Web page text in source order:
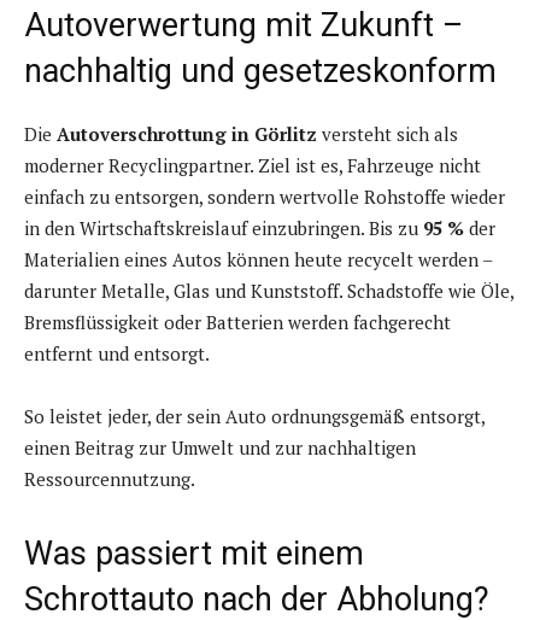
Autoverwertung mit Zukunft –
nachhaltig und gesetzeskonform
Die Autoverschrottung in Görlitz versteht sich als
moderner Recyclingpartner. Ziel ist es, Fahrzeuge nicht
einfach zu entsorgen, sondern wertvolle Rohstoffe wieder
in den Wirtschaftskreislauf einzubringen. Bis zu 95 % der
Materialien eines Autos können heute recycelt werden –
darunter Metalle, Glas und Kunststoff. Schadstoffe wie Öle,
Bremsflüssigkeit oder Batterien werden fachgerecht
entfernt und entsorgt.
So leistet jeder, der sein Auto ordnungsgemäß entsorgt,
einen Beitrag zur Umwelt und zur nachhaltigen
Ressourcennutzung.
Was passiert mit einem
Schrottauto nach der Abholung?